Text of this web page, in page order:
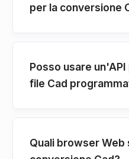
per la conversione
Posso usare
file Cad
Quali browser Web